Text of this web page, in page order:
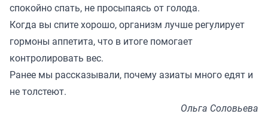
спокойно спать, не просыпаясь от голода.
Когда вы спите хорошо, организм лучше регулирует
гормоны аппетита, что в итоге помогает
контролировать вес.
Ранее мы рассказывали, почему азиаты много едят и
не толстеют.
Ольга Соловьева